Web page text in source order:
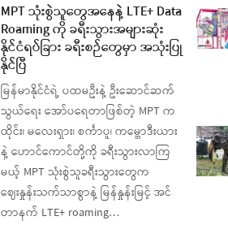
MPT သုံးစွဲသူတွေအနေနဲ့ LTE+ Data
Roaming ကို ခရီးသွားအများဆုံး
နိုင်ငံရပ်ခြား ခရီးစဉ်တွေမှာ အသုံးပြု
နိုင်ပြီ
မြန်မာနိုင်ငံရဲ့ ပထမဦးနဲ့ ဦးဆောင်ဆက်
သွယ်ရေး အော်ပရေတာဖြစ်တဲ့ MPT က
ထိုင်း၊ မလေးရှား၊ စင်္ကာပူ၊ ကမ္ဘောဒီးယား
နဲ့ ဟောင်ကောင်တို့ကို ခရီးသွားလာကြ
မယ့် MPT သုံးစွဲသူခရီးသွားတွေက
ဈေးနှုန်းသက်သာစွာနဲ့ မြန်နှုန်းမြင့် အင်
တာနက် LTE+ roaming…